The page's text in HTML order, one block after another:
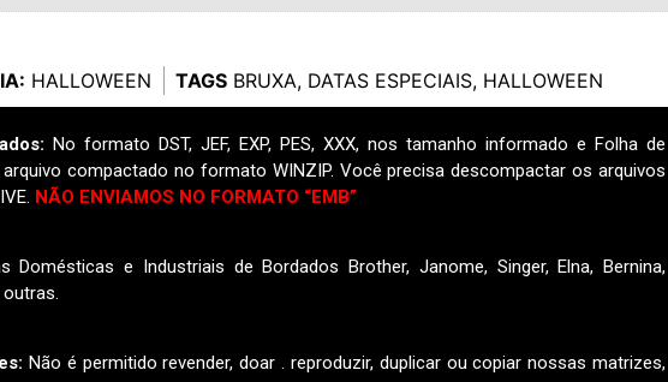
HALLOWEEN TAGS BRUXA, DATAS ESPECIAIS, HALLOWEEN
No formato DST, JEF, EXP, PES, XXX, nos tamanho informado e Folha de
compactado no formato WINZIP. Você precisa descompactar os arquivos
NÃO ENVIAMOS NO FORMATO “EMB”
Domésticas e Industriais de Bordados Brother, Janome, Singer, Elna, Bernina,
outras.
: Não é permitido revender, doar . reproduzir, duplicar ou copiar nossas matrizes,